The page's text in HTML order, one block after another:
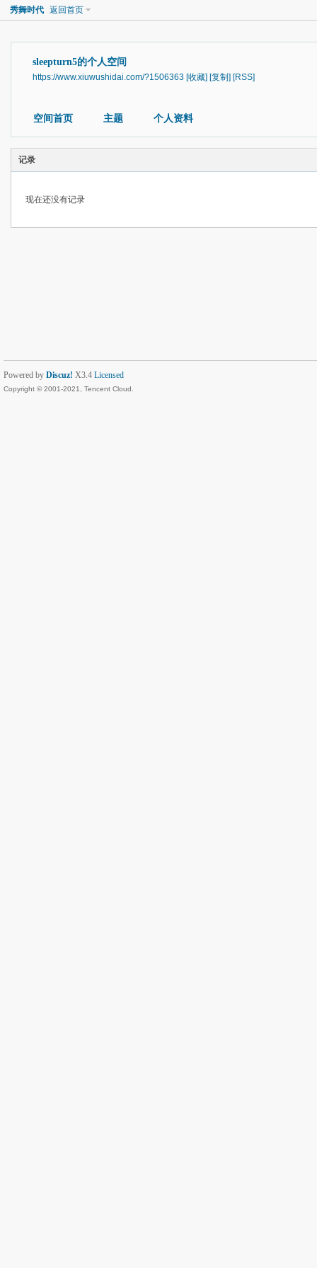
秀舞时代 返回首页
sleepturn5的个人空间
https://www.xiuwushidai.com/?1506363 [收藏] [复制] [RSS]
空间首页 主题 个人资料
记录
现在还没有记录
Powered by Discuz! X3.4 Licensed
Copyright © 2001-2021, Tencent Cloud.